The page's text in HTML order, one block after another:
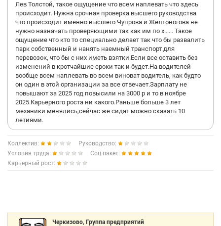
Лев Толстой, такое ощущение что всем наплевать что здесь
происходит. Нужна срочная проверка высшего руководства
что происходит именно высшего Чупрова и Желтоногова не
нужно назначать проверяющими так как им по х...... Такое
ощущение что кто то специально делает так что бы развалить
парк собственный и нанять наемный транспорт для
перевозок, что бы с них иметь взятки.Если все оставить без
изменений в кротчайшие сроки так и будет.На водителей
вообще всем наплевать во всем виноват водитель, как будто
он один в этой организации за все отвечает.Зарплату не
повышают за 2025 год повысили на 3000 р и то в ноябре
2025.Карьерного роста ни какого.Раньше больше 3 лет
механики менялись,сейчас же сидят можно сказать 10
летиями.
Коллектив:
Руководство:
Условия труда:
Соц.пакет:
Карьерный рост:
Черкизово, Группа предприятий